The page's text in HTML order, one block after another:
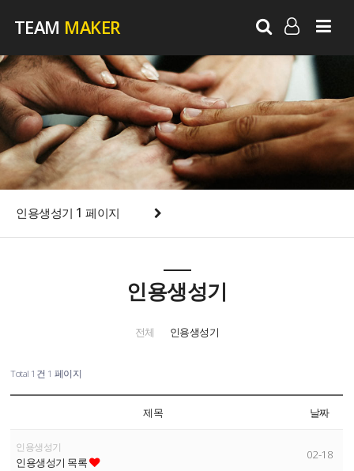
TEAM MAKER
LOG IN
SIGN UP
인용생성기 1 페이지
인용생성기
전체 인용생성기
Total 1건 1 페이지
제목 날짜
인용생성기
인용생성기 목록
02-18